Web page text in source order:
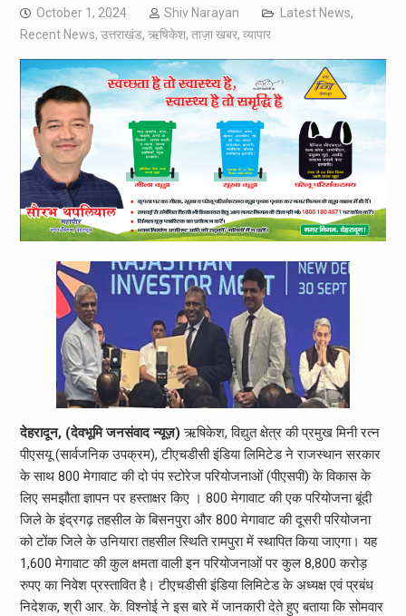
October 1, 2024 Shiv Narayan Latest News,
Recent News, उत्तराखंड, ऋषिकेश, ताज़ा खबर, व्यापार
देहरादून, (देवभूमि जनसंवाद न्यूज़)ऋषिकेश, विद्युत क्षेत्र की प्रमुख मिनी रत्न
पीएसयू (सार्वजनिक उपक्रम), टीएचडीसी इंडिया लिमिटेड ने राजस्थान सरकार
के साथ 800 मेगावाट की दो पंप स्टोरेज परियोजनाओं (पीएसपी) के विकास के
लिए समझौता ज्ञापन पर हस्ताक्षर किए । 800 मेगावाट की एक परियोजना बूंदी
जिले के इंद्रगढ़ तहसील के बिसनपुरा और 800 मेगावाट की दूसरी परियोजना
को टोंक जिले के उनियारा तहसील स्थिति रामपुरा में स्थापित किया जाएगा। यह
1,600 मेगावाट की कुल क्षमता वाली इन परियोजनाओं पर कुल 8,800 करोड़
रुपए का निवेश प्रस्तावित है। टीएचडीसी इंडिया लिमिटेड के अध्यक्ष एवं प्रबंध
निदेशक, श्री आर. के. विश्नोई ने इस बारे में जानकारी देते हुए बताया कि सोमवार